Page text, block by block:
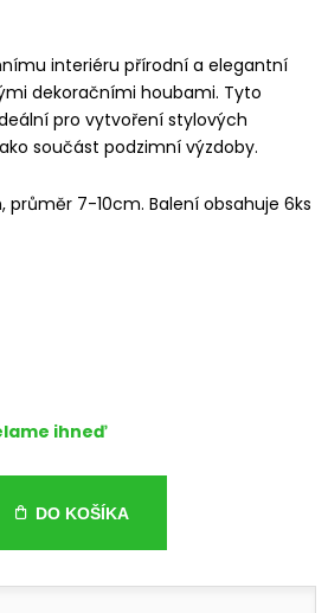
interiéru přírodní a elegantní
dekoračními houbami. Tyto
pro vytvoření stylových
součást podzimní výzdoby.
průměr 7-10cm. Balení obsahuje 6ks
ihneď
DO KOŠÍKA